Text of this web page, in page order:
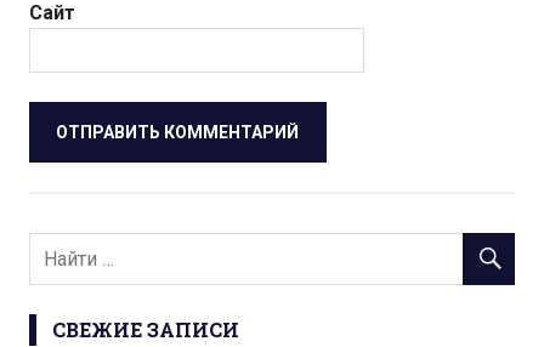
Сайт
СВЕЖИЕ ЗАПИСИ